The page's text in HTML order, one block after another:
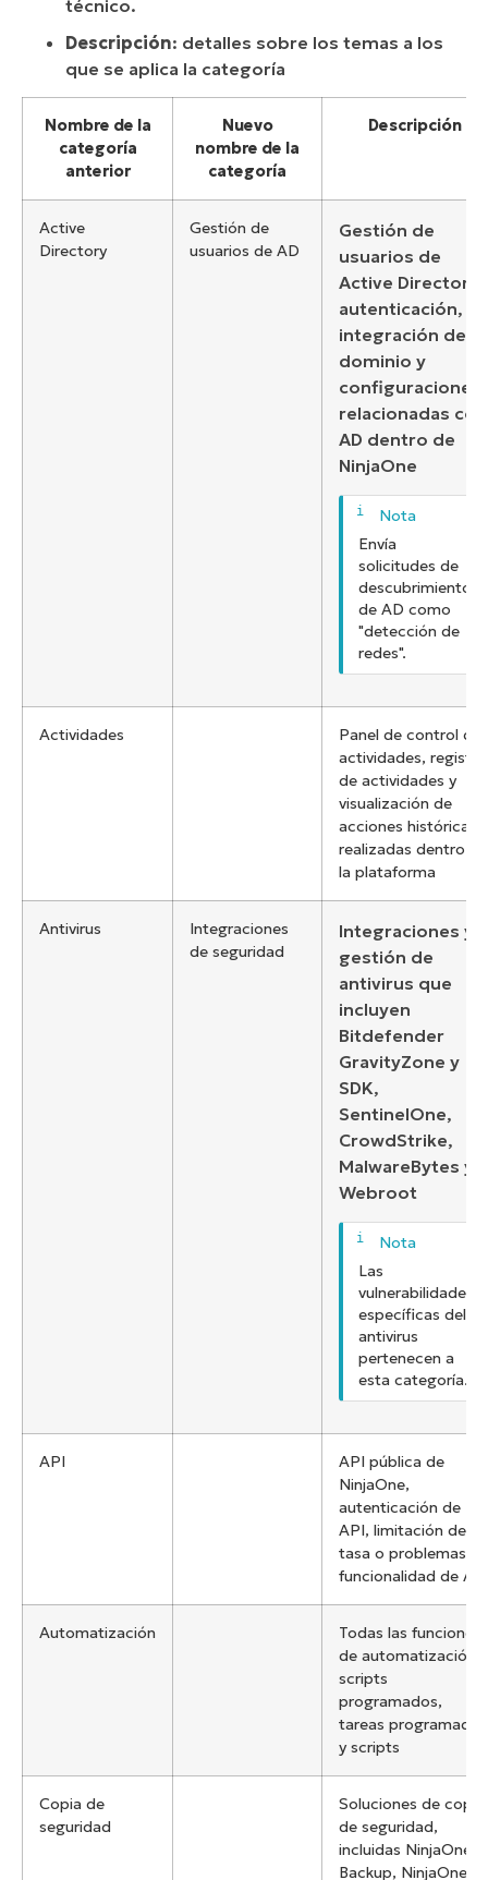
técnico.
Descripción: detalles sobre los temas a los
que se aplica la categoría
Nombre de la
categoría
anterior
Nuevo
nombre de la
categoría
Descripción
Active
Directory
Gestión de
usuarios de AD
Gestión de
usuarios de
Active Directory,
autenticación,
integración de
dominio y
configuraciones
relacionadas con
AD dentro de
NinjaOne
Envía
solicitudes de
descubrimiento
de AD como
"detección de
redes".
Actividades
Panel de control de
actividades, registro
de actividades y
visualización de
acciones históricas
realizadas dentro de
la plataforma
Antivirus
Integraciones
de seguridad
Integraciones y
gestión de
antivirus que
incluyen
Bitdefender
GravityZone y
SDK,
SentinelOne,
CrowdStrike,
MalwareBytes y
Webroot
Las
vulnerabilidades
específicas del
antivirus
pertenecen a
esta categoría.
API
API pública de
NinjaOne,
autenticación de
API, limitación de
tasa o problemas de
funcionalidad de API
Automatización
Todas las funciones
de automatización,
scripts
programados,
tareas programadas
y scripts
Copia de
seguridad
Soluciones de copia
de seguridad,
incluidas NinjaOne
Backup, NinjaOne